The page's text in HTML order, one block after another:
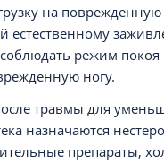
на поврежденную
естественному
режим покоя
ногу.
травмы для
назначаются
препараты,